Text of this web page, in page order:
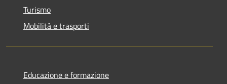
Turismo
Mobilità e trasporti
Educazione e formazione